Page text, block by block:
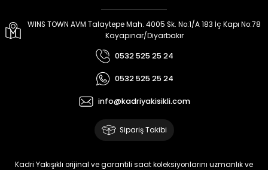
WINS TOWN AVM Talaytepe Mah. 4005 Sk. No:1/A 183 İç Kapı No:78
Kayapınar/Diyarbakır
0532 525 25 24
0532 525 25 24
info@kadriyakisikli.com
Sipariş Takibi
Kadri Yakışıklı orijinal ve garantili saat koleksiyonlarını uzmanlık ve